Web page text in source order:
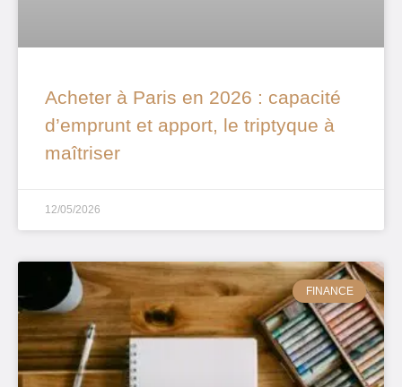
Acheter à Paris en 2026 : capacité
d’emprunt et apport, le triptyque à
maîtriser
12/05/2026
FINANCE